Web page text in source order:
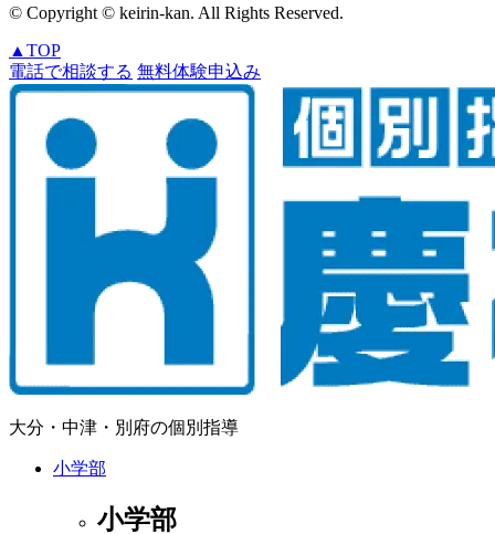
© Copyright © keirin-kan. All Rights Reserved.
▲ TOP
電話で相談する 無料体験申込み
大分・中津・別府の個別指導
小学部
小学部